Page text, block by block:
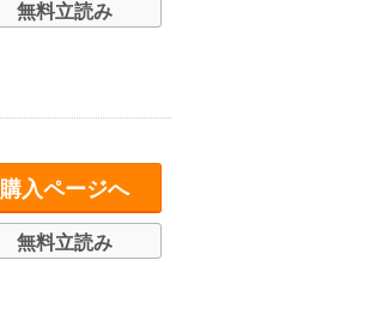
無料立読み
購入ページへ
無料立読み